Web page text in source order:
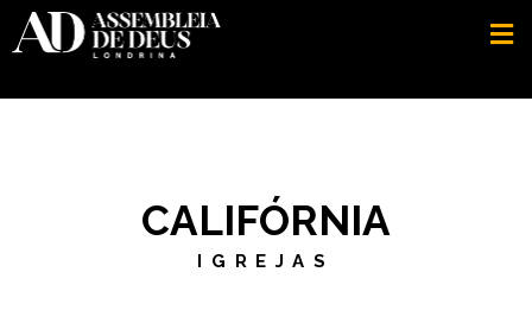
CALIFÓRNIA
IGREJAS